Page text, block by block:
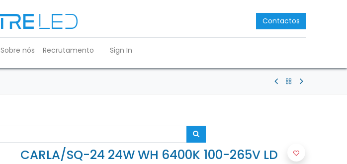
Contactos
Sobre nós Recrutamento Sign In
CARLA/SQ-24 24W WH 6400K 100-265V LD